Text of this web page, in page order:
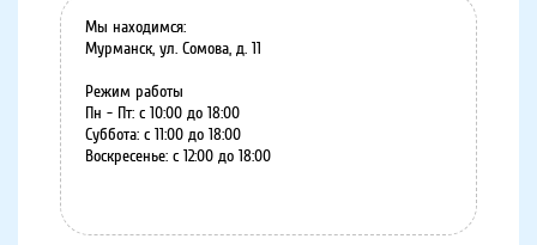
Мы находимся:
Мурманск, ул. Сомова, д. 11
Режим работы
Пн - Пт: с 10:00 до 18:00
Суббота: с 11:00 до 18:00
Воскресенье: с 12:00 до 18:00